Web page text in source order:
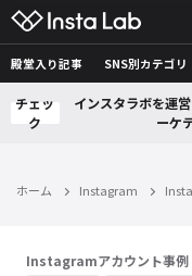
殿堂入り記事 SNS別カテゴリ
チェッ
ク
インスタラボを運
ーケ
ホーム Instagram
Instagramアカウント事例